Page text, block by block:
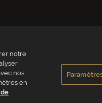
des Bergerons - 26600 Mercurol -
notre
nos
en